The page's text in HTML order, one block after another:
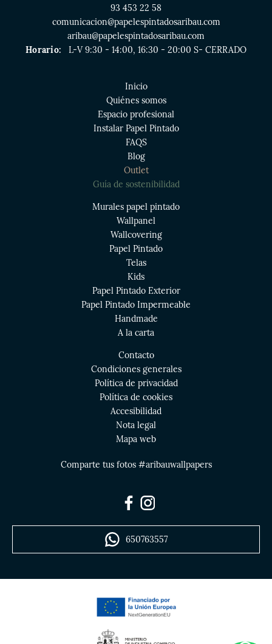
93 453 22 58
comunicacion@papelespintadosaribau.com
aribau@papelespintadosaribau.com
Horario:
L-V 9:30 - 14:00, 16:30 - 20:00 S- CERRADO
Inicio
Quiénes somos
Espacio profesional
Instalar Papel Pintado
FAQS
Blog
Outlet
Guía de sostenibilidad
Murales papel pintado
Wallpanel
Wallcovering
Papel Pintado
Telas
Kids
Papel Pintado Exterior
Papel Pintado Impermeable
Handmade
A la carta
Contacto
Condiciones generales
Política de privacidad
Política de cookies
Accesibilidad
Nota legal
Mapa web
Comparte tus fotos #aribauwallpapers
650763557